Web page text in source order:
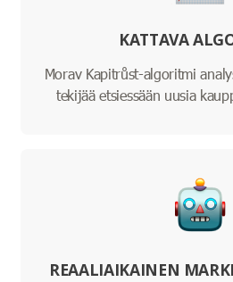
KATTAVA
Morav Kapitrůst-algoritmi
tekijää etsiessään uusia
REAALIAIKAINEN